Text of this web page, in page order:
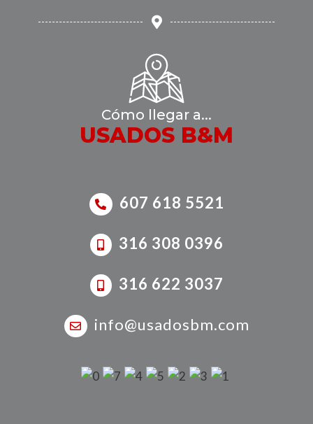
Cómo llegar a...
USADOS B&M
607 618 5521
316 308 0396
316 622 3037
info@usadosbm.com